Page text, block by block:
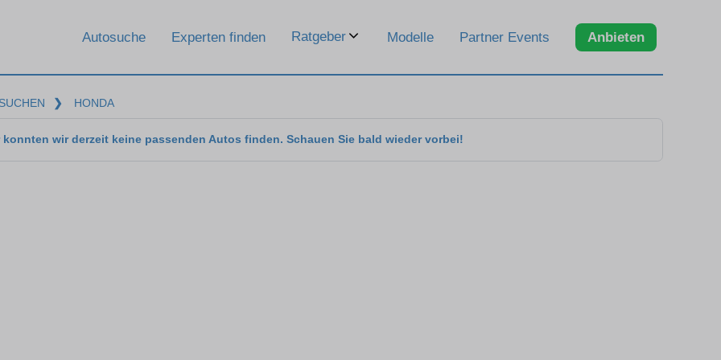
Autosuche Experten finden Ratgeber Modelle Partner Events Anbieten
❯ HONDA
konnten wir derzeit keine passenden Autos finden. Schauen Sie bald wieder vorbei!